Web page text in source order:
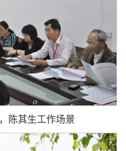
陈其生工作场景